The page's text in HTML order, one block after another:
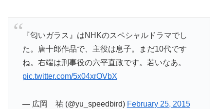
『匂いガラス』はNHKのスペシャルドラマでし
た。唐十郎作品で、主役は息子。まだ10代です
ね。右端は刑事役の六平直政です。若いなあ。
pic.twitter.com/5x04xrOVbX
— 広岡 祐 (@yu_speedbird) February 25, 2015